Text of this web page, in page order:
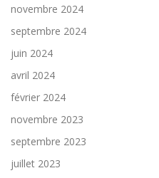
novembre 2024
septembre 2024
juin 2024
avril 2024
février 2024
novembre 2023
septembre 2023
juillet 2023